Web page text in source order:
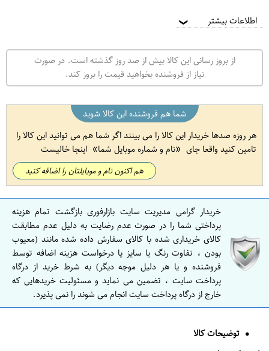
اطلاعات بیشتر ❯
از بروز رسانی این کالا بیش از صد روز گذشته است. در صورت
نیاز از فروشنده بخواهید قیمت را بروز کند.
شما هم فروشنده این کالا شوید
هر روزه صدها خریدار این کالا را می بینند اگر شما هم می توانید این کالا را
تامین کنید واقعا جای
نام و شماره موبایل شما اینجا خالیست
هم اکنون نام و موبایلتان را اضافه کنید
خریدار گرامی مدیریت سایت بازارفوری بازگشت تمام هزینه
پرداختی شما را در صورت عدم رضایت به دلیل عدم مطابقت
کالای خریداری شده با کالای سفارش داده شده مانند (معیوب
بودن ، تفاوت رنگ یا سایز یا درخواست هزینه اضافه توسط
فروشنده و یا هر دلیل موجه دیگر) به شرط خرید از درگاه
پرداخت سایت ، تضمین می نماید و مسئولیت خریدهایی که
خارج از درگاه پرداخت سایت انجام می شوند را نمی پذیرد.
توضیحات کالا